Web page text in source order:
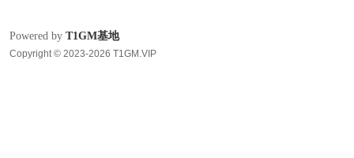
Powered by T1GM基地
Copyright © 2023-2026 T1GM.VIP